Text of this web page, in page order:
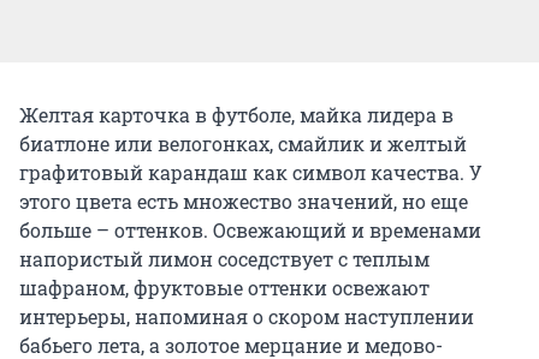
Желтая карточка в футболе, майка лидера в
биатлоне или велогонках, смайлик и желтый
графитовый карандаш как символ качества. У
этого цвета есть множество значений, но еще
больше – оттенков. Освежающий и временами
напористый лимон соседствует с теплым
шафраном, фруктовые оттенки освежают
интерьеры, напоминая о скором наступлении
бабьего лета, а золотое мерцание и медово-